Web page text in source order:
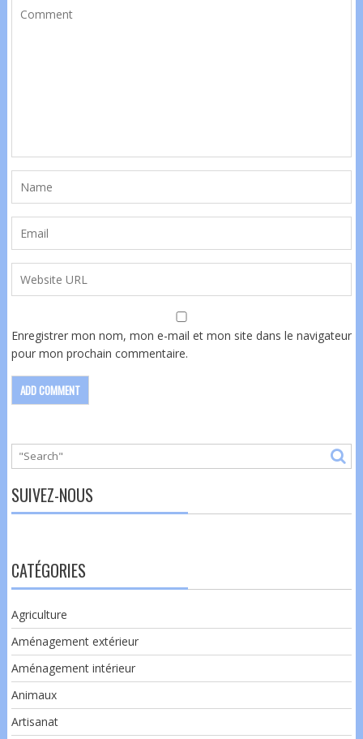
Enregistrer mon nom, mon e-mail et mon site dans le navigateur
pour mon prochain commentaire.
SUIVEZ-NOUS
CATÉGORIES
Agriculture
Aménagement extérieur
Aménagement intérieur
Animaux
Artisanat